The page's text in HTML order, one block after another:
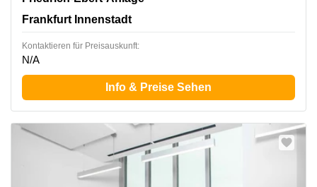
Frankfurt Innenstadt
Kontaktieren für Preisauskunft:
N/A
Info & Preise Sehen